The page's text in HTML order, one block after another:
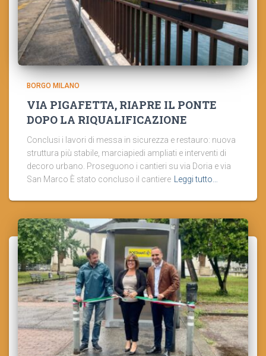
BORGO MILANO
VIA PIGAFETTA, RIAPRE IL PONTE
DOPO LA RIQUALIFICAZIONE
Conclusi i lavori di messa in sicurezza e restauro: nuova
struttura più stabile, marciapiedi ampliati e interventi di
decoro urbano. Proseguono i cantieri su via Doria e via
San Marco È stato concluso il cantiere
Leggi tutto…